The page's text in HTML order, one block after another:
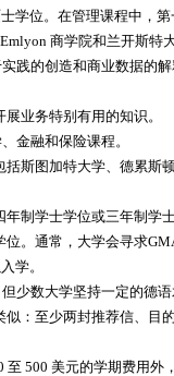
学位。在管理课程中，
商学院和兰开斯特
践的创造和商业数据的
业务特别有用的知识。
金融和保险课程。
斯图加特大学、德累斯
制学士学位或三年制学
。通常，大学会寻求
学。
少数大学坚持一定的德语
：至少两封推荐信、目
500 美元的学期费用外